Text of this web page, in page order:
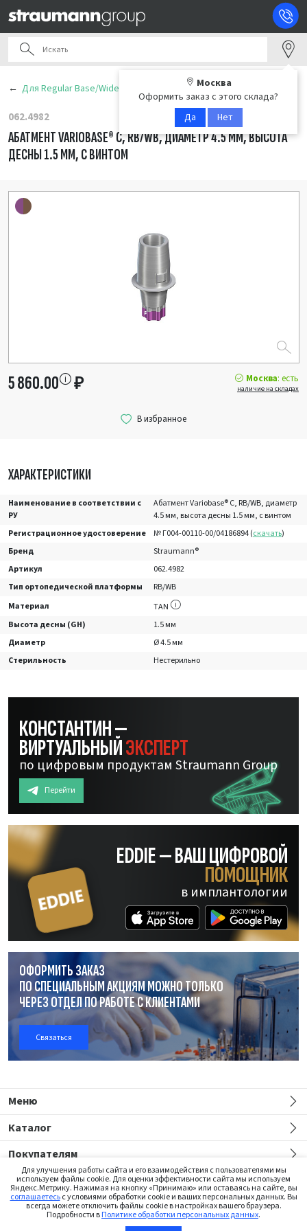
Москва
Оформить заказ с этого склада?
Да
Нет
Для Regular Base/Wide Base (RB/WB)
062.4982
АБАТМЕНТ VARIOBASE® C, RB/WB, ДИАМЕТР 4.5 ММ, ВЫСОТА
ДЕСНЫ 1.5 ММ, С ВИНТОМ
ХАРАКТЕРИСТИКИ
Наименование в соответствии с
РУ
Абатмент Variobase® C, RB/WB, диаметр
4.5 мм, высота десны 1.5 мм, с винтом
Регистрационное удостоверение
№ Г004-00110-00/04186894 (скачать)
Бренд
Straumann®
Артикул
062.4982
Тип ортопедической платформы
RB/WB
Материал
TAN
Высота десны (GH)
1.5 мм
Диаметр
Ø 4.5 мм
Стерильность
Нестерильно
5 860.00 ₽ Москва: есть
наличие на складах
КОНСТАНТИН —
ВИРТУАЛЬНЫЙЭКСПЕРТ
по цифровым продуктам Straumann Group
Перейти
EDDIE — ВАШ ЦИФРОВОЙ
ПОМОЩНИК
в имплантологии
ОФОРМИТЬ ЗАКАЗ
ПО СПЕЦИАЛЬНЫМ АКЦИЯМ МОЖНО ТОЛЬКО
ЧЕРЕЗ ОТДЕЛПО РАБОТЕС КЛИЕНТАМИ
Связаться
Меню
Каталог
Покупателям
Сайт предназначен только для медицинских работников
Для улучшения работы сайта и его взаимодействия с пользователями мы
используем файлы cookie. Для оценки эффективности сайта мы используем
Яндекс.Метрику. Нажимая на кнопку «Принимаю» или оставаясь на сайте, вы
соглашаетесьс условиями обработки cookie и ваших персональных данных. Вы
всегда можете отключить файлы cookie в настройках вашего браузера.
Подробности вПолитике обработки персональных данных.